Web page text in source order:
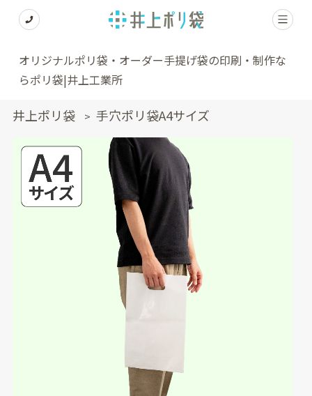
オリジナルポリ袋・オーダー手提げ袋の印刷・制作な
らポリ袋|井上工業所
井上ポリ袋 > 手穴ポリ袋A4サイズ